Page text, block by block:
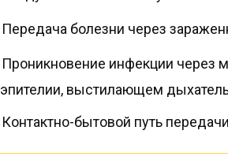
Передача болезни через
Проникновение инфекции через
эпителии, выстилающем
Контактно-бытовой путь